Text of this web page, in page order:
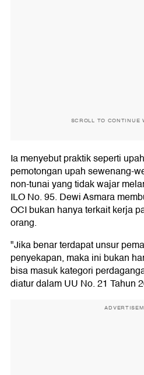
SCROLL TO CONTINUE
Ia menyebut praktik seperti
pemotongan upah sewenang-
non-tunai yang tidak wajar
ILO No. 95. Dewi Asmara
OCI bukan hanya terkait kerja
orang.
"Jika benar terdapat unsur
penyekapan, maka ini bukan
bisa masuk kategori
diatur dalam UU No. 21 Tahun